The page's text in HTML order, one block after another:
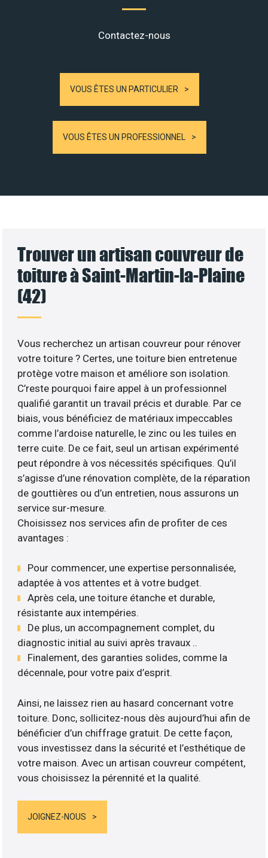
Contactez-nous
VOUS ÊTES UN PARTICULIER
VOUS ÊTES UN PROFESSIONNEL
Trouver un artisan couvreur de
toiture à Saint-Martin-la-Plaine
(42)
Vous recherchez un artisan couvreur pour rénover
votre toiture ? Certes, une toiture bien entretenue
protège votre maison et améliore son isolation.
C’reste pourquoi faire appel à un professionnel
qualifié garantit un travail précis et durable. Par ce
biais, vous bénéficiez de matériaux impeccables
comme l’ardoise naturelle, le zinc ou les tuiles en
terre cuite. De ce fait, seul un artisan expérimenté
peut répondre à vos nécessités spécifiques. Qu’il
s’agisse d’une rénovation complète, de la réparation
de gouttières ou d’un entretien, nous assurons un
service sur-mesure.
Choisissez nos services afin de profiter de ces
avantages :
Pour commencer, une expertise personnalisée,
adaptée à vos attentes et à votre budget.
Après cela, une toiture étanche et durable,
résistante aux intempéries.
De plus, un accompagnement complet, du
diagnostic initial au suivi après travaux ..
Finalement, des garanties solides, comme la
décennale, pour votre paix d’esprit.
Ainsi, ne laissez rien au hasard concernant votre
toiture. Donc, sollicitez-nous dès aujourd’hui afin de
bénéficier d’un chiffrage gratuit. De cette façon,
vous investissez dans la sécurité et l’esthétique de
votre maison. Avec un artisan couvreur compétent,
vous choisissez la pérennité et la qualité.
JOIGNEZ-NOUS